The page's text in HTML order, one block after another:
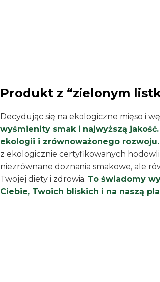
Produkt z “zielonym
Decydując się na ekologiczne mięso i
wyśmienity smak i najwyższą jakość.
ekologii i zrównoważonego rozwoju.
z ekologicznie certyfikowanych
niezrównane doznania smakowe, ale
Twojej diety i zdrowia. To świadomy
Ciebie, Twoich bliskich i na naszą